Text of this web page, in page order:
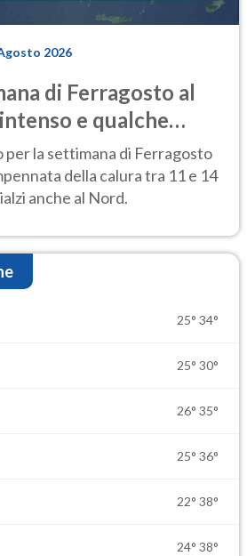
2026
di Ferragosto al
e qualche
per la settimana di Ferragosto
della calura tra 11 e 14
anche al Nord.
25° 34°
25° 30°
26° 35°
25° 36°
22° 38°
24° 38°